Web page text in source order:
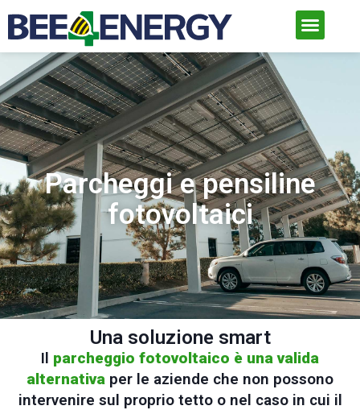
Parcheggi e pensiline
fotovoltaici
Una soluzione smart
Il parcheggio fotovoltaico è una valida
alternativa per le aziende che non possono
intervenire sul proprio tetto o nel caso in cui il